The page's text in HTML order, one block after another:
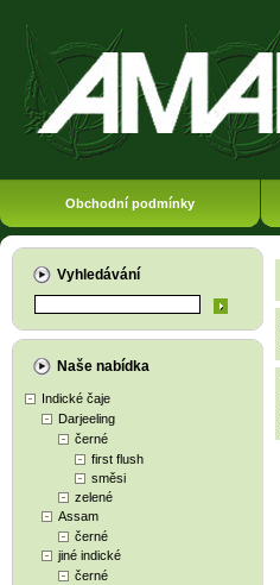
Obchodní podmínky
Vyhledávání
Naše nabídka
Indické čaje
Darjeeling
černé
first flush
směsi
zelené
Assam
černé
jiné indické
černé